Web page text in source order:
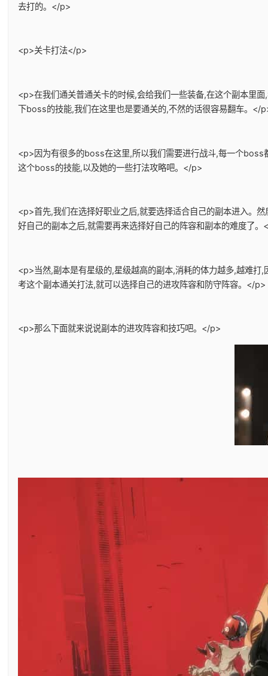
去打的。</p>
<p>关卡打法</p>
<p>在我们通关普通关卡的时候,会给我们一些装备,在这个副本里
下boss的技能,我们在这里也是要通关的,不然的话很容易翻车。</
<p>因为有很多的boss在这里,所以我们需要进行战斗,每一个
这个boss的技能,以及她的一些打法攻略吧。</p>
<p>首先,我们在选择好职业之后,就要选择适合自己的副本进入。
好自己的副本之后,就需要再来选择好自己的阵容和副本的难度了。
<p>当然,副本是有星级的,星级越高的副本,消耗的体力越多,越难
考这个副本通关打法,就可以选择自己的进攻阵容和防守阵容。</p>
<p>那么下面就来说说副本的进攻阵容和技巧吧。</p>